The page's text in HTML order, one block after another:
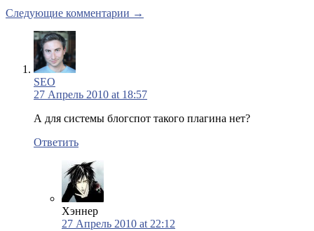
Следующие комментарии →
SEO
27 Апрель 2010 at 18:57
А для системы блогспот такого плагина нет?
Ответить
Хэннер
27 Апрель 2010 at 22:12